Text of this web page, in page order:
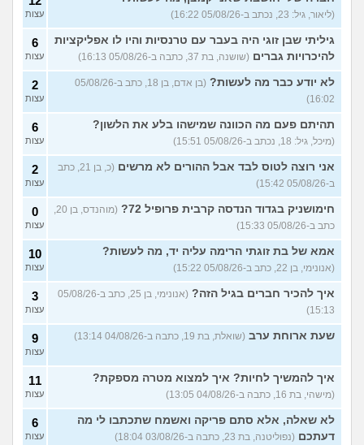
בנות,אתן הייתן "מסדרות" את
אח שלכם במצב כזה?
(לוחם שקרוב ל'חרור, בן 21)
מסאג׳יסט מעורער
(מסאג׳יסט מעורער, בן 26)
4
עצות
אנחנו מקיימים יחסים עם
בגדים וזה לא מפריע לבעלי,
מה לעשות?
(דיאנה, בת 42)
5
עצות
מחזור לאחר כמה שעות, זה
בטוח?
(שלומי, בן 21)
9
עצות
נשוי מפנטז על ליידיבויס
(מאטיטיהו, בן 37)
4
עצות
למישהו יש עצה איך לדכא את
החשק המיני?
(יפה, בת 43)
עוד שאלות חדשות במדור
(ליאור, גיל: 23, נכתב ב-05/08/26 16:22) עצות
גיליתי שבן זוגי היה בעבר עם טרנסיות והיו לו אפליקציות
להיכרויות גברים (שושנה, בת 37, כתבה ב-05/08/26 16:13)
6
עצות
לא יודע כבר מה לעשות?
(בן אדם, בן 18, כתב ב-05/08/26
16:02)
2
עצות
תהיתם פעם מה הכוונה שמישהו בלע את הלשון?
(מיכל, גיל: 18, נכתב ב-05/08/26 15:51)
6
עצות
אני רוצה לטוס לבד אבל ההורים לא מרשים
(כ, בן 21, כתב
ב-05/08/26 15:42)
2
עצות
חימושניק בגדוד הנדסה קרבית פרופיל 72?
(מוהנדס, בן 20,
כתב ב-05/08/26 15:33)
0
עצות
אמא של בת זוגתי הרימה עליה יד, מה לעשות?
(אנונימי, בן 22, כתב ב-05/08/26 15:22)
10
עצות
איך להכיר חברים בגיל הזה?
(אנונימי, בן 25, כתב ב-05/08/26
15:13)
3
עצות
שעת ארוחת ערב (שואלת, בת 19, כתבה ב-04/08/26 13:14) 9
עצות
איך להמשיך לחיות? איך למצוא מטרה מספקת?
(מישהי, בת 16, כתבה ב-04/08/26 13:05)
11
עצות
לא שאלה, אלא סתם פריקה ואשמח שתכתבו לי מה
דעתכם (נפוליטנה, בת 23, כתבה ב-03/08/26 18:04)
6
עצות